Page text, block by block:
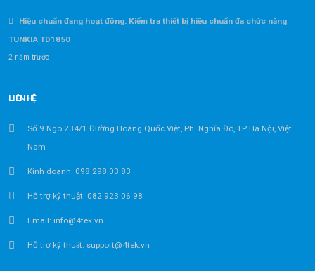
Hiệu chuẩn đang hoạt động: Kiểm tra thiết bị hiệu chuẩn đa chức năng
TUNKIA TD1850
2 năm trước
LIÊN HỆ
Số 9 Ngõ 234/1 Đường Hoàng Quốc Việt, Ph. Nghĩa Đô, TP Hà Nội, Việt
Nam
Kinh doanh: 098 298 03 83
Hỗ trợ kỹ thuật: 082 923 06 98
Email: info@4tek.vn
Hỗ trợ kỹ thuật: support@4tek.vn